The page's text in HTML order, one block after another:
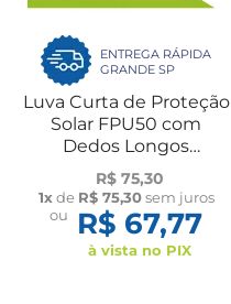
ENTREGA RÁPIDA
GRANDE SP
Luva Curta de Proteção
Solar FPU50 com
Dedos Longos
Antiderrapante Par
Flambé
R$ 75,30
1xde R$ 75,30sem juros
ou
R$ 67,77
à vista no PIX